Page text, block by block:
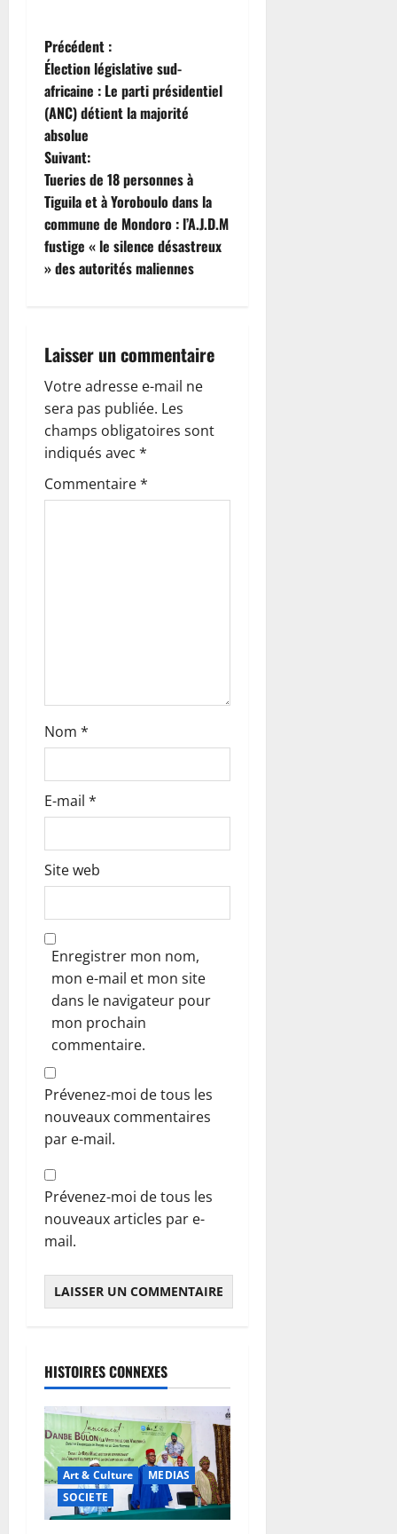
N
a
v
i
g
a
t
o
n
d
’
a
e
Précédent :
Élection législative sud-
africaine : Le parti présidentiel
(ANC) détient la majorité
absolue
Suivant:
Tueries de 18 personnes à
Tiguila et à Yoroboulo dans la
commune de Mondoro : l’A.J.D.M
fustige « le silence désastreux
» des autorités maliennes
Laisser un commentaire
Votre adresse e-mail ne
sera pas publiée. Les
champs obligatoires sont
indiqués avec *
Commentaire*
Nom *
E-mail *
Site web
Enregistrer mon nom,
mon e-mail et mon site
dans le navigateur pour
mon prochain
commentaire.
Prévenez-moi de tous les
nouveaux commentaires
par e-mail.
Prévenez-moi de tous les
nouveaux articles par e-
mail.
HISTOIRES CONNEXES
Art & Culture
MEDIAS
SOCIETE